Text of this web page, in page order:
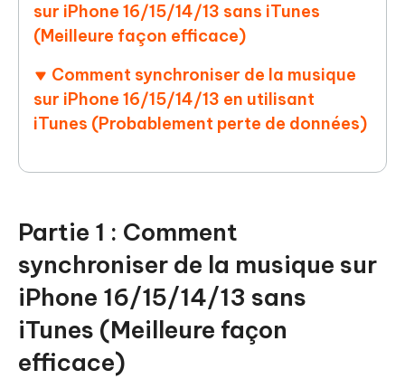
sur iPhone 16/15/14/13 sans iTunes
(Meilleure façon efficace)
Comment synchroniser de la musique
sur iPhone 16/15/14/13 en utilisant
iTunes (Probablement perte de données)
Partie 1 : Comment
synchroniser de la musique sur
iPhone 16/15/14/13 sans
iTunes (Meilleure façon
efficace)